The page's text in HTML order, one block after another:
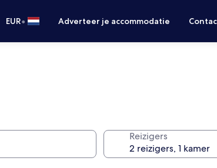
EUR• Adverteer je accommodatie
Reizigers